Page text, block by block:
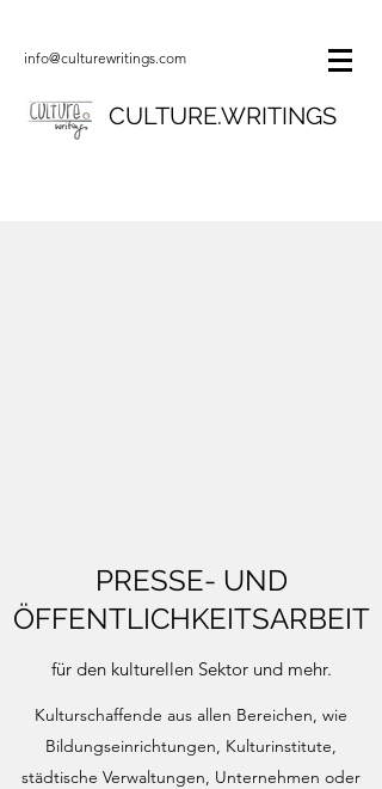
CULTURE.WRITINGS
info@culturewritings.com
PRESSE- UND
ÖFFENTLICHKEITSARBEIT
für den kulturellen Sektor und mehr.
Kulturschaffende aus allen Bereichen, wie
Bildungseinrichtungen, Kulturinstitute,
städtische Verwaltungen, Unternehmen oder